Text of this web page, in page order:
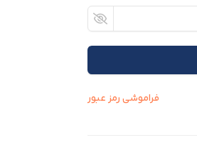
فراموشی رمز عبور